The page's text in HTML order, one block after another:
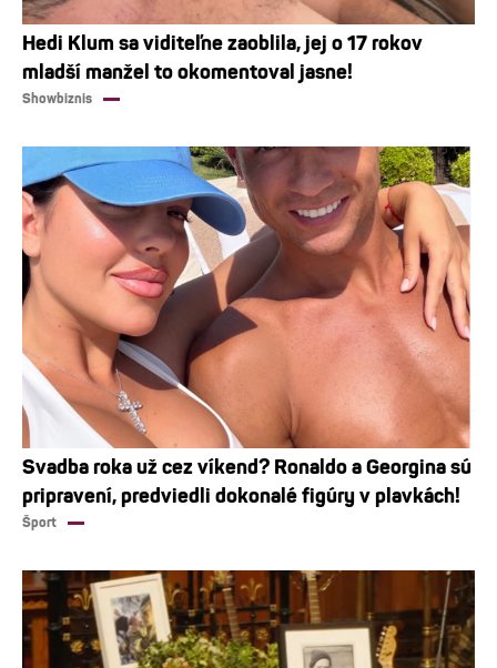
Hedi Klum sa viditeľne zaoblila, jej o 17 rokov
mladší manžel to okomentoval jasne!
Showbiznis
Svadba roka už cez víkend? Ronaldo a Georgina sú
pripravení, predviedli dokonalé figúry v plavkách!
Šport